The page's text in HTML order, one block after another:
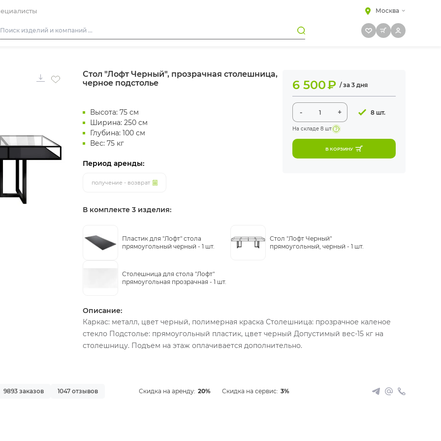
Москва
Скамейки
Фуршетная мебель
Стол "Лофт Черный", прозрачная столешница,
черное подстолье
Высота: 75 см
Ширина: 250 см
Глубина: 100 см
Вес: 75 кг
Период аренды:
получение - возврат
6 500₽ / за 3 дня
- + 8 шт.
На складе 8 шт
В КОРЗИНУ
В комплекте 3 изделия:
Пластик для "Лофт" стола
прямоугольный черный - 1 шт.
Стол "Лофт Черный"
прямоугольный, черный - 1 шт.
Столешница для стола "Лофт"
прямоугольная прозрачная - 1 шт.
Описание:
Каркас: металл, цвет черный, полимерная краска Столешница: прозрачное каленое
стекло Подстолье: прямоугольный пластик, цвет черный Допустимый вес-15 кг на
столешницу. Подъем на этаж оплачивается дополнительно.
9893 заказов 1047 отзывов Скидка на аренду: 20% Скидка на сервис: 3%